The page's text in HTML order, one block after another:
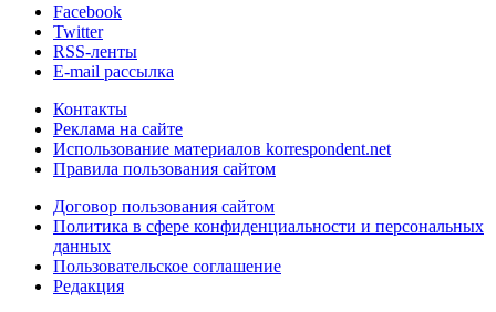
Facebook
Twitter
RSS-ленты
E-mail рассылка
Контакты
Реклама на сайте
Использование материалов korrespondent.net
Правила пользования сайтом
Договор пользования сайтом
Политика в сфере конфиденциальности и персональных
данных
Пользовательское соглашение
Редакция